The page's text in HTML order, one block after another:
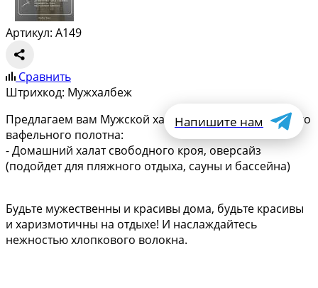
Артикул: A149
Сравнить
Штрихкод: Мужхалбеж
Предлагаем вам Мужской халат кимоно из хлопкового
вафельного полотна:
- Домашний халат свободного кроя, оверсайз
(подойдет для пляжного отдыха, сауны и бассейна)
Будьте мужественны и красивы дома, будьте красивы
и харизмотичны на отдыхе! И наслаждайтесь
нежностью хлопкового волокна.
Напишите нам